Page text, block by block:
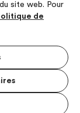
site web. Pour
de
MENU